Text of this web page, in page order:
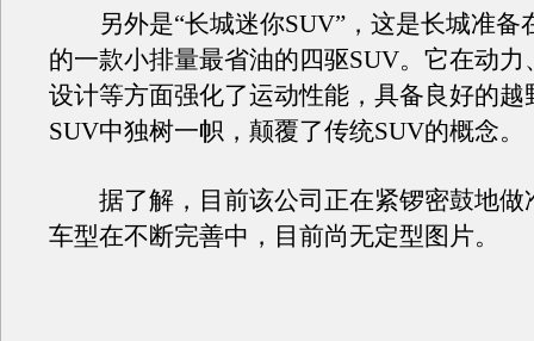
另外是“长城迷你SUV”，这是长城准备
的一款小排量最省油的四驱SUV。它在动力
设计等方面强化了运动性能，具备良好的越
SUV中独树一帜，颠覆了传统SUV的概念。
据了解，目前该公司正在紧锣密鼓地做
车型在不断完善中，目前尚无定型图片。